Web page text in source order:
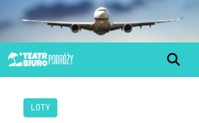
LOTY